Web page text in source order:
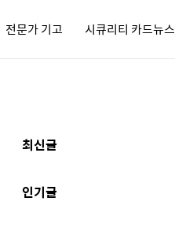
전문가 기고 시큐리티 카드뉴스
추
정
최신글
인기글